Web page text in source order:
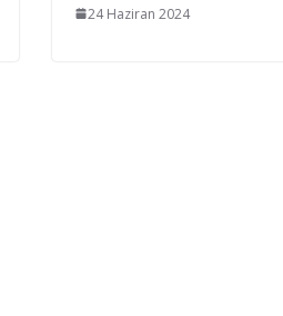
24 Haziran 2024